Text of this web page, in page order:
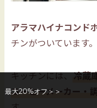
アラマハイナコンド
チンがついています。
キッチンには、冷蔵
コーヒーメーカー・調
最大20%オフ＞＞